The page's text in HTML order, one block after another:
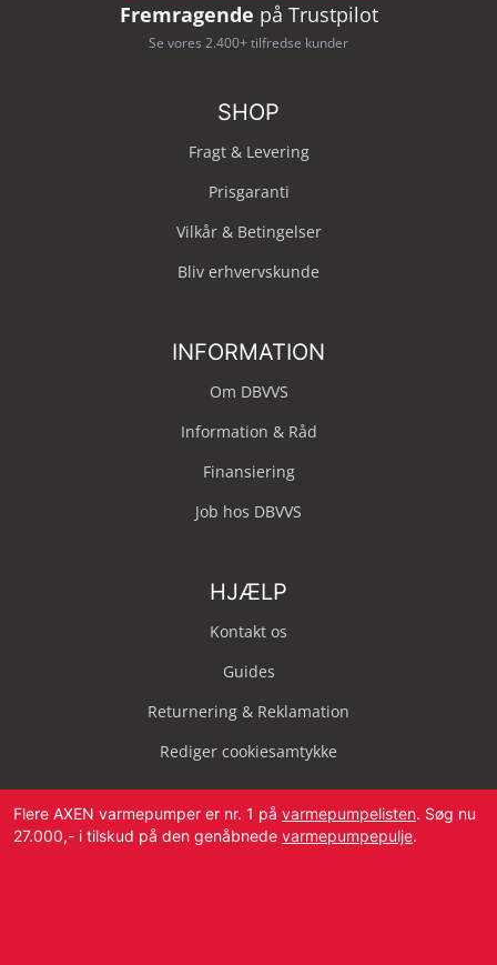
Fremragende på Trustpilot
Se vores 2.400+ tilfredse kunder
SHOP
Fragt & Levering
Prisgaranti
Vilkår & Betingelser
Bliv erhvervskunde
INFORMATION
Om DBVVS
Information & Råd
Finansiering
Job hos DBVVS
HJÆLP
Kontakt os
Guides
Returnering & Reklamation
Rediger cookiesamtykke
Flere AXEN varmepumper er nr. 1 på varmepumpelisten. Søg nu
27.000,- i tilskud på den genåbnede varmepumpepulje.